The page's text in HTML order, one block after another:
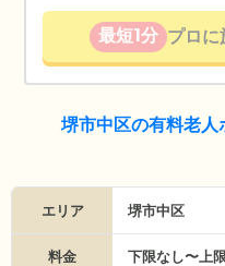
最短1分 プロに
堺市中区の有料老人
エリア 堺市中区
料金 下限なし〜上